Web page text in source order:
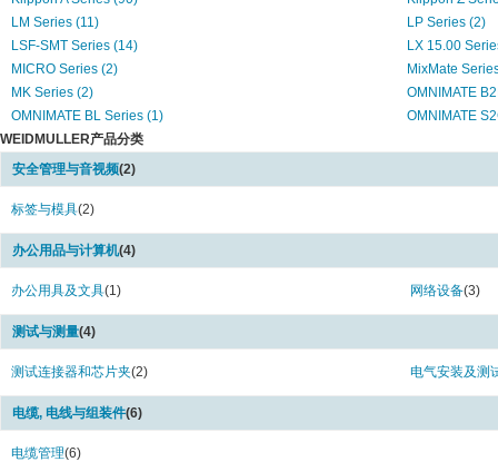
LM Series (11)
LP Series (2)
LSF-SMT Series (14)
LX 15.00
MICRO Series (2)
MixMate
MK Series (2)
OMNIMATE
OMNIMATE BL Series (1)
OMNIMATE
Omnimate Signal BL Series (11)
Omnimate Signal LM Series (21)
Omnimate Signal SL Series (130)
PLUG Series
PM Series (4)
PRO ECO3 Series (3)
PRO MAX
PRO MAX3 Series (3)
RS Series (2)
SAK Series (7)
SC-SMT
SL-SMT 5.08 Series (1)
SL-SMT
SteadyTec Series (3)
TERM Series
W Series (42)
WS series (1)
WEIDMULLER产品分类
安全管理与音视频(2)
标签与模具(2)
办公用品与计算机(4)
办公用具及文具(1) 网络设备(3)
测试与测量(4)
测试连接器和芯片夹(2) 电气安装及测
电缆, 电线与组装件(6)
电缆管理(6)